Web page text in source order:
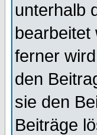
unterhalb
bearbeitet
ferner
den
sie den
Beiträge